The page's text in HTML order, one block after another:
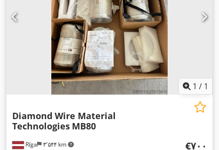
1 / 1
Rīga ۳٬۵۴۴ km
Diamond Wire Material
Technologies MB80
‎€۷۰۰